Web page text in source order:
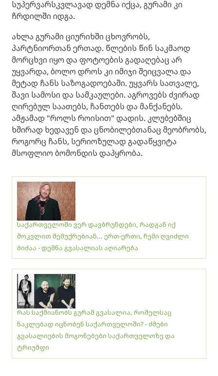
სუპერვარსკვლავად დემნა იქცა, გურამი კი
ჩრდილში იდგა.
ახლა გურამი ციურიხში ცხოვრობს,
პარტნიორთან ერთად. წლების წინ საკმაოდ
მორცხვი იყო და ფოტოების გადაღებაც არ
უყვარდა, ბოლო დროს კი იმიჯი შეიცვალა და
მეტად ჩანს საზოგადოებაში. უყვარს სათვალე,
შავი სამოსი და სამკაულები. აგროვებს ძვირად
ღირებულ საათებს, ჩანთებს და მანქანებს.
ამჟამად "როლს როისით" დადის. კლუბებშიც
ხშირად ხედავენ და ცნობილებთანაც მეობრობს,
როგორც ჩანს, სერიოზულად გადაწყვიტა
მსოფლიო ბომონდის დაპყრობა.
საქართველოში ვერ დავბრუნდები, რადგან იქ
მოკვლით მემუქრებიან... ერთ-ერთი, ჩემი ღვიძლი
ბიძაა - დემნა გვასალიას აღიარება
რას საქმიანობს გურამ გვასალია, რომელსაც
ნაკლებად იცნობენ საქართველოში? - ძმები
გვასალიების მოგონებები საქართველოზე და
ტრიუმფი